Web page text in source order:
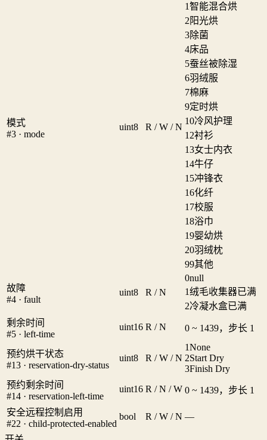
模式
#3 · mode
uint8 R / W / N
1智能混合烘
2 阳光烘
3除菌
4床品
5蚕丝被除湿
6羽绒服
7棉麻
9定时烘
10冷风护理
12衬衫
13女士内衣
14牛仔
15冲锋衣
16化纤
17校服
18浴巾
19婴幼烘
20羽绒枕
99其他
故障
#4 · fault
uint8 R / N
0null
1绒毛收集器已满
2冷凝水盒已满
剩余时间
#5 · left-time
uint16 R / N 0 ~ 1439，步长 1
预约烘干状态
#13 · reservation-dry-status
uint8 R / W / N
1None
2Start Dry
3Finish Dry
预约剩余时间
#14 · reservation-left-time
uint16 R / N / W 0 ~ 1439，步长 1
安全远程控制启用
#22 · child-protected-enabled
bool R / W / N —